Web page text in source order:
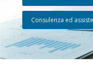
Consulenza ed